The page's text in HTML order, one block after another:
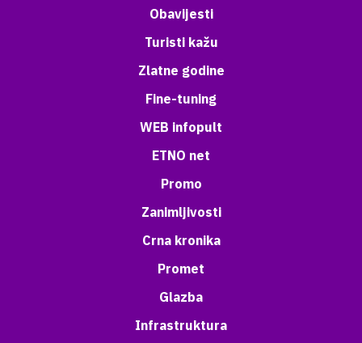
Obavijesti
Turisti kažu
Zlatne godine
Fine-tuning
WEB infopult
ETNO net
Promo
Zanimljivosti
Crna kronika
Promet
Glazba
Infrastruktura